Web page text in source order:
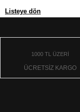
Listeye dön
1000 TL ÜZERİ
ÜCRETSİZ KARGO